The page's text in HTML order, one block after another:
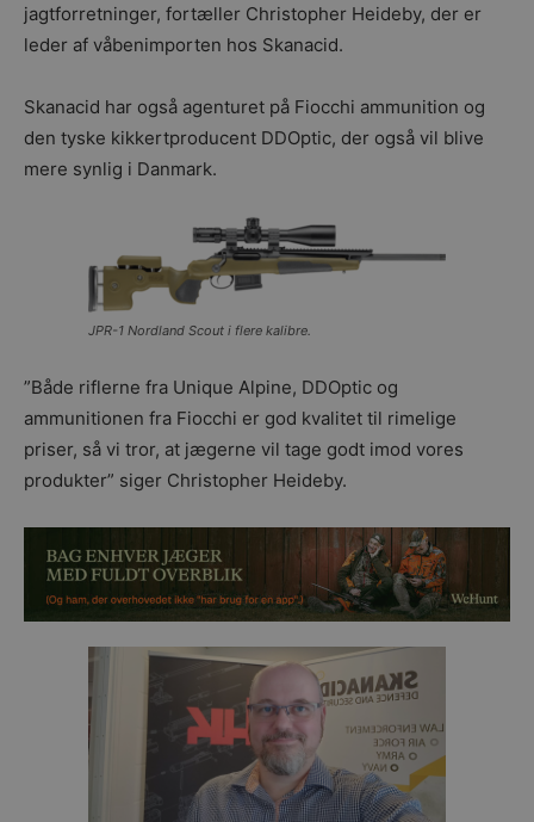
jagtforretninger, fortæller Christopher Heideby, der er
leder af våbenimporten hos Skanacid.
Skanacid har også agenturet på Fiocchi ammunition og
den tyske kikkertproducent DDOptic, der også vil blive
mere synlig i Danmark.
JPR-1 Nordland Scout i flere kalibre.
”Både riflerne fra Unique Alpine, DDOptic og
ammunitionen fra Fiocchi er god kvalitet til rimelige
priser, så vi tror, at jægerne vil tage godt imod vores
produkter” siger Christopher Heideby.